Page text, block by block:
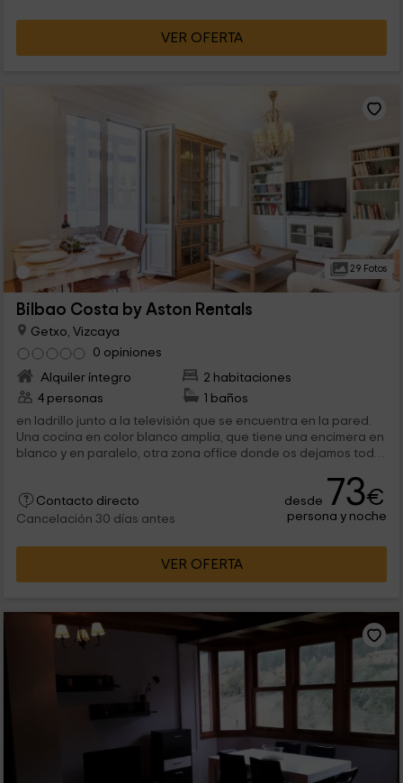
VER OFERTA
29 Fotos
Bilbao Costa by Aston Rentals
Getxo, Vizcaya
0 opiniones
Alquiler íntegro
2 habitaciones
4 personas
1 baños
en ladrillo junto a la televisión que se encuentra en la pared.
Una cocina en color blanco amplia, que tiene una encimera en
blanco y en paralelo, otra zona office donde os dejamos todo
Contacto directo
Cancelación 30 días antes
desde 73€
persona y noche
VER OFERTA